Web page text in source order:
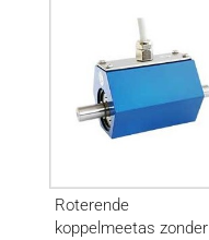
Roterende
koppelmeetas zonder